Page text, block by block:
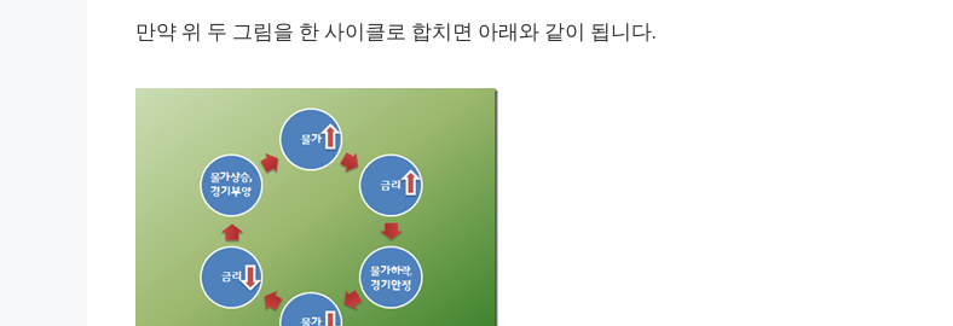
만약 위 두 그림을 한 사이클로 합치면 아래와 같이 됩니다.